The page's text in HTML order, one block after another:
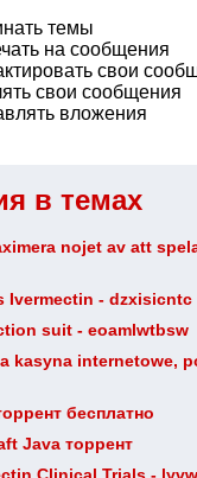
в темах
nojet av att
Ivermectin - dzxisicntc
suit - eoamlwtbsw
kasyna internetowe,
бесплатно
Java торрент
темы
на сообщения
свои
свои сообщения
вложения